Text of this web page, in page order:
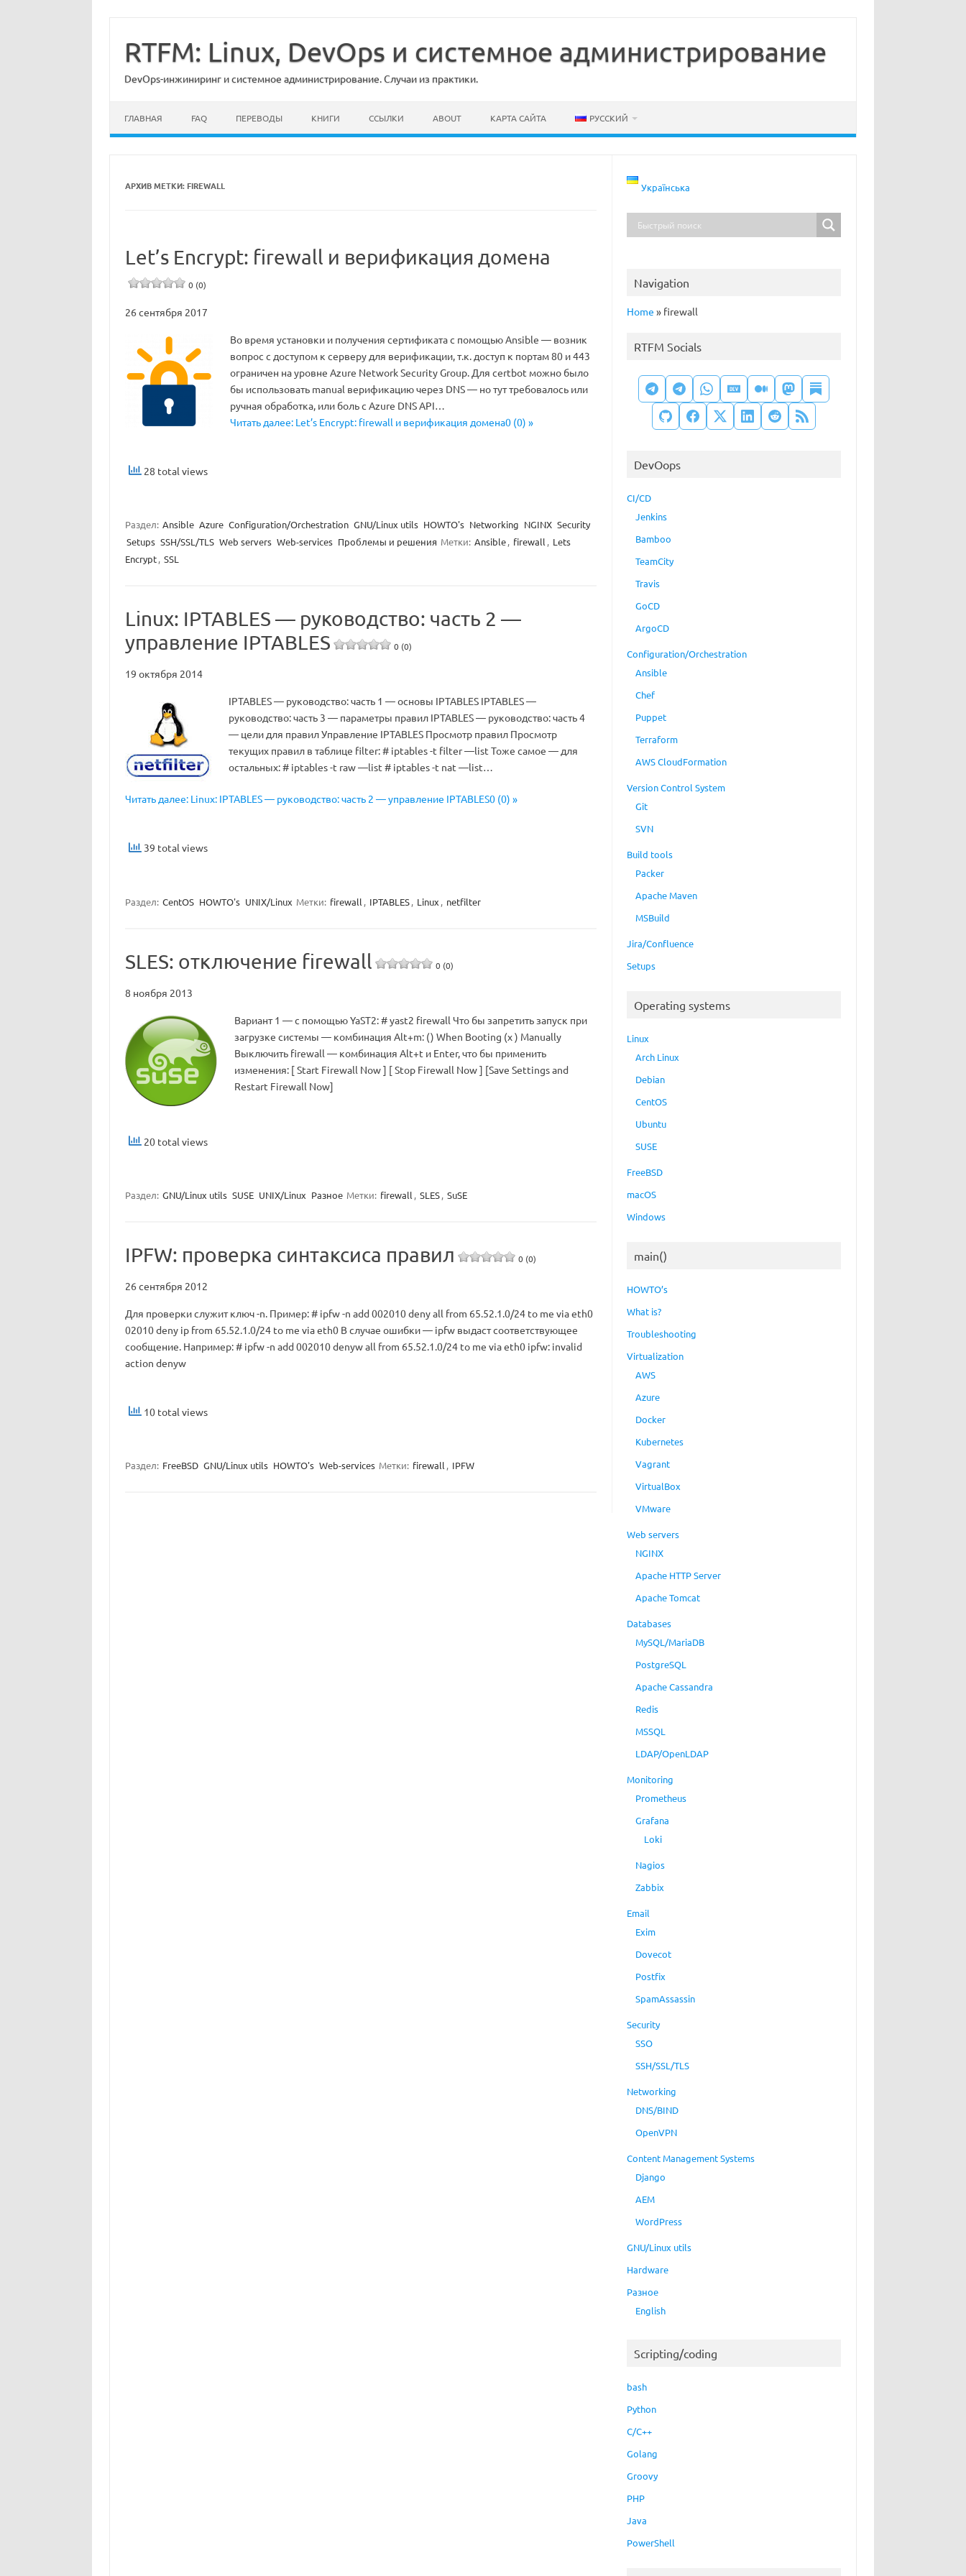
содержимому
RTFM: Linux, DevOps и системное администрирование
DevOps-инжиниринг и системное администрирование. Случаи из практики.
ГЛАВНАЯ FAQ ПЕРЕВОДЫ КНИГИ ССЫЛКИ ABOUT КАРТА САЙТА РУССКИЙ
АРХИВ МЕТКИ: FIREWALL
Let’s Encrypt: firewall и верификация домена
0 (0)
26 сентября 2017
Во время установки и получения сертификата с помощью Ansible — возник
вопрос с доступом к серверу для верификации, т.к. доступ к портам 80 и 443
ограничен на уровне Azure Network Security Group. Для certbot можно было
бы использовать manual верификацию через DNS — но тут требовалось или
ручная обработка, или боль с Azure DNS API…
Читать далее: Let’s Encrypt: firewall и верификация домена0 (0) »
28 total views
Раздел: Ansible Azure Configuration/Orchestration GNU/Linux utils HOWTO's Networking NGINX Security
Setups SSH/SSL/TLS Web servers Web-services Проблемы и решения Метки: Ansible, firewall , Lets
Encrypt, SSL
Linux: IPTABLES — руководство: часть 2 —
управление IPTABLES
0 (0)
19 октября 2014
IPTABLES — руководство: часть 1 — основы IPTABLES IPTABLES —
руководство: часть 3 — параметры правил IPTABLES — руководство: часть 4
— цели для правил Управление IPTABLES Просмотр правил Просмотр
текущих правил в таблице filter: # iptables -t filter —list Тоже самое — для
остальных: # iptables -t raw —list # iptables -t nat —list…
Читать далее: Linux: IPTABLES — руководство: часть 2 — управление IPTABLES0 (0) »
39 total views
Раздел: CentOS HOWTO's UNIX/Linux Метки: firewall , IPTABLES, Linux , netfilter
SLES: отключение firewall 0 (0)
8 ноября 2013
Вариант 1 — с помощью YaST2: # yast2 firewall Что бы запретить запуск при
загрузке системы — комбинация Alt+m: () When Booting (x ) Manually
Выключить firewall — комбинация Alt+t и Enter, что бы применить
изменения: [ Start Firewall Now ] [ Stop Firewall Now ] [Save Settings and
Restart Firewall Now]
20 total views
Раздел: GNU/Linux utils SUSE UNIX/Linux Разное Метки: firewall , SLES, SuSE
IPFW: проверка синтаксиса правил 0 (0)
26 сентября 2012
Для проверки служит ключ -n. Пример: # ipfw -n add 002010 deny all from 65.52.1.0/24 to me via eth0
02010 deny ip from 65.52.1.0/24 to me via eth0 В случае ошибки — ipfw выдаст соответствующее
сообщение. Например: # ipfw -n add 002010 denyw all from 65.52.1.0/24 to me via eth0 ipfw: invalid
action denyw
10 total views
Раздел: FreeBSD GNU/Linux utils HOWTO's Web-services Метки: firewall, IPFW
Українська
Navigation
Home » firewall
RTFM Socials
DevOops
CI/CD
Jenkins
Bamboo
TeamCity
Travis
GoCD
ArgoCD
Configuration/Orchestration
Ansible
Chef
Puppet
Terraform
AWS CloudFormation
Version Control System
Git
SVN
Build tools
Packer
Apache Maven
MSBuild
Jira/Confluence
Setups
Operating systems
Linux
Arch Linux
Debian
CentOS
Ubuntu
SUSE
FreeBSD
macOS
Windows
main()
HOWTO’s
What is?
Troubleshooting
Virtualization
AWS
Azure
Docker
Kubernetes
Vagrant
VirtualBox
VMware
Web servers
NGINX
Apache HTTP Server
Apache Tomcat
Databases
MySQL/MariaDB
PostgreSQL
Apache Cassandra
Redis
MSSQL
LDAP/OpenLDAP
Monitoring
Prometheus
Grafana
Loki
Nagios
Zabbix
Email
Exim
Dovecot
Postfix
SpamAssassin
Security
SSO
SSH/SSL/TLS
Networking
DNS/BIND
OpenVPN
Content Management Systems
Django
AEM
WordPress
GNU/Linux utils
Hardware
Разное
English
Scripting/coding
bash
Python
C/C++
Golang
Groovy
PHP
Java
PowerShell